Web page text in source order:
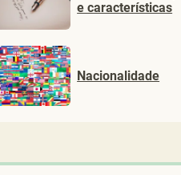
e características
Nacionalidade